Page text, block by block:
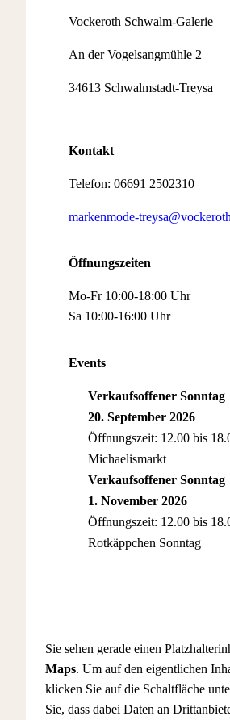
Vockeroth Schwalm-Galerie
An der Vogelsangmühle 2
34613 Schwalmstadt-Treysa
Kontakt
Telefon: 06691 2502310
markenmode-
Öffnungszeiten
Mo-Fr 10:00-18:00 Uhr
Sa 10:00-16:00 Uhr
Events
Verkaufsoffener Sonntag
20. September 2026
Öffnungszeit: 12.00 bis
Michaelismarkt
Verkaufsoffener Sonntag
1. November 2026
Öffnungszeit: 12.00 bis
Rotkäppchen Sonntag
Sie sehen gerade einen
Maps. Um auf den eigentlichen
klicken Sie auf die Schaltfläche
Sie, dass dabei Daten an